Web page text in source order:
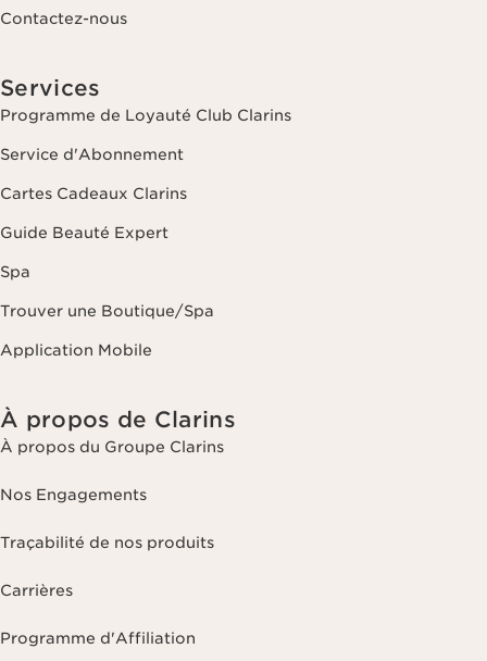
Contactez-nous
Services
Programme de Loyauté Club Clarins
Service d'Abonnement
Cartes Cadeaux Clarins
Guide Beauté Expert
Spa
Trouver une Boutique/Spa
Application Mobile
À propos de Clarins
À propos du Groupe Clarins
Nos Engagements
Traçabilité de nos produits
Carrières
Programme d'Affiliation